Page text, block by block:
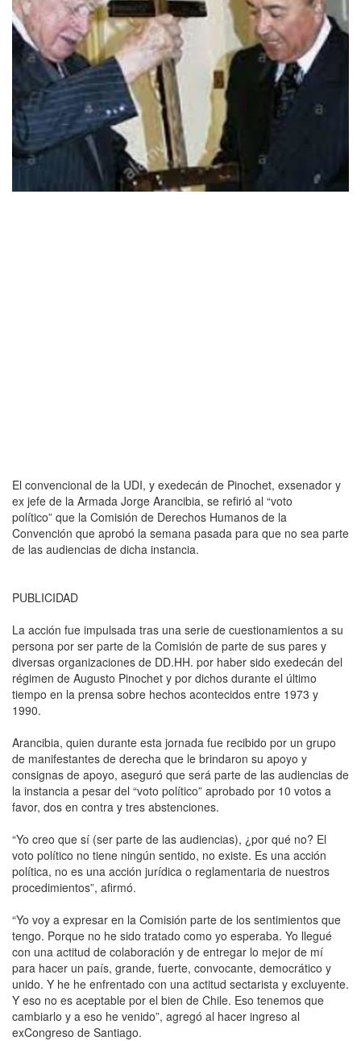
El convencional de la UDI, y exedecán de Pinochet, exsenador y
ex jefe de la Armada Jorge Arancibia, se refirió al “voto
político” que la Comisión de Derechos Humanos de la
Convención que aprobó la semana pasada para que no sea parte
de las audiencias de dicha instancia.
PUBLICIDAD
La acción fue impulsada tras una serie de cuestionamientos a su
persona por ser parte de la Comisión de parte de sus pares y
diversas organizaciones de DD.HH. por haber sido exedecán del
régimen de Augusto Pinochet y por dichos durante el último
tiempo en la prensa sobre hechos acontecidos entre 1973 y
1990.
Arancibia, quien durante esta jornada fue recibido por un grupo
de manifestantes de derecha que le brindaron su apoyo y
consignas de apoyo, aseguró que será parte de las audiencias de
la instancia a pesar del “voto político” aprobado por 10 votos a
favor, dos en contra y tres abstenciones.
“Yo creo que sí (ser parte de las audiencias), ¿por qué no? El
voto político no tiene ningún sentido, no existe. Es una acción
política, no es una acción jurídica o reglamentaria de nuestros
procedimientos”, afirmó.
“Yo voy a expresar en la Comisión parte de los sentimientos que
tengo. Porque no he sido tratado como yo esperaba. Yo llegué
con una actitud de colaboración y de entregar lo mejor de mí
para hacer un país, grande, fuerte, convocante, democrático y
unido. Y he he enfrentado con una actitud sectarista y excluyente.
Y eso no es aceptable por el bien de Chile. Eso tenemos que
cambiarlo y a eso he venido”, agregó al hacer ingreso al
exCongreso de Santiago.